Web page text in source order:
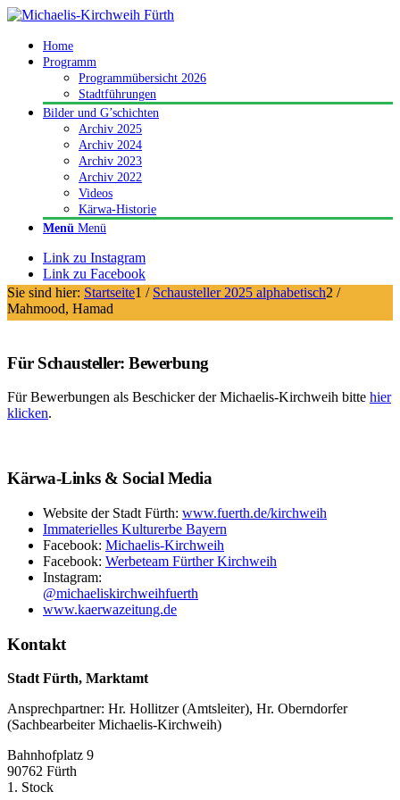
Home
Programm
Programmübersicht 2026
Stadtführungen
Bilder und G’schichten
Archiv 2025
Archiv 2024
Archiv 2023
Archiv 2022
Videos
Kärwa-Historie
Menü Menü
Link zu Instagram
Link zu Facebook
Sie sind hier: Startseite1 / Schausteller 2025 alphabetisch2 /
Mahmood, Hamad
Für Schausteller: Bewerbung
Für Bewerbungen als Beschicker der Michaelis-Kirchweih bitte hier
klicken.
Kärwa-Links & Social Media
Website der Stadt Fürth: www.fuerth.de/kirchweih
Immaterielles Kulturerbe Bayern
Facebook: Michaelis-Kirchweih
Facebook: Werbeteam Fürther Kirchweih
Instagram:
@michaeliskirchweihfuerth
www.kaerwazeitung.de
Kontakt
Stadt Fürth, Marktamt
Ansprechpartner: Hr. Hollitzer (Amtsleiter), Hr. Oberndorfer
(Sachbearbeiter Michaelis-Kirchweih)
Bahnhofplatz 9
90762 Fürth
1. Stock